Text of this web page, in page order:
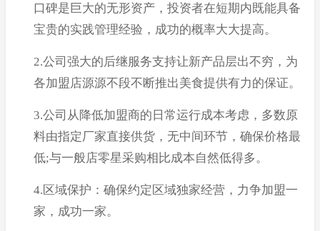
口碑是巨大的无形资产，投资者在短期内既能具备
宝贵的实践管理经验，成功的概率大大提高。
2.公司强大的后继服务支持让新产品层出不穷，为
各加盟店源源不段不断推出美食提供有力的保证。
3.公司从降低加盟商的日常运行成本考虑，多数原
料由指定厂家直接供货，无中间环节，确保价格最
低;与一般店零星采购相比成本自然低得多。
4.区域保护：确保约定区域独家经营，力争加盟一
家，成功一家。